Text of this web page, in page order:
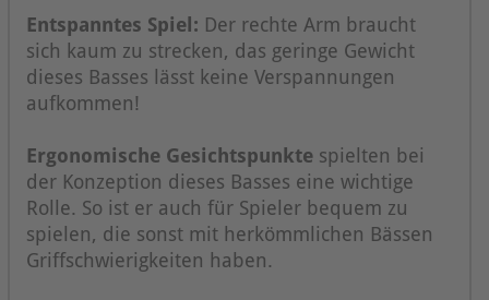
Entspanntes Spiel: Der rechte Arm braucht
sich kaum zu strecken, das geringe Gewicht
dieses Basses lässt keine Verspannungen
aufkommen!
Ergonomische Gesichtspunkte spielten bei
der Konzeption dieses Basses eine wichtige
Rolle. So ist er auch für Spieler bequem zu
spielen, die sonst mit herkömmlichen Bässen
Griffschwierigkeiten haben.